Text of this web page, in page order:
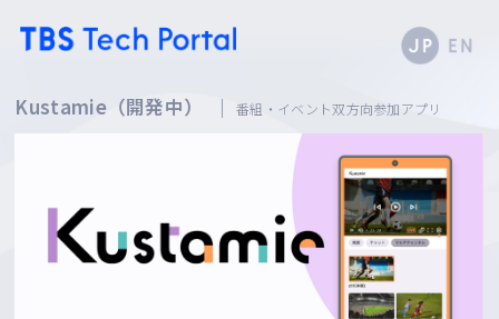
Kustamie（開発中） 番組・イベント双方向参加アプリ